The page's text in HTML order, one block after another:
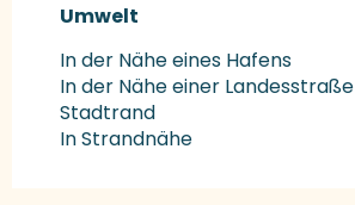
Umwelt
Umwelt
In der Nähe eines Hafens
In der Nähe einer Landesstraße
Stadtrand
In Strandnähe